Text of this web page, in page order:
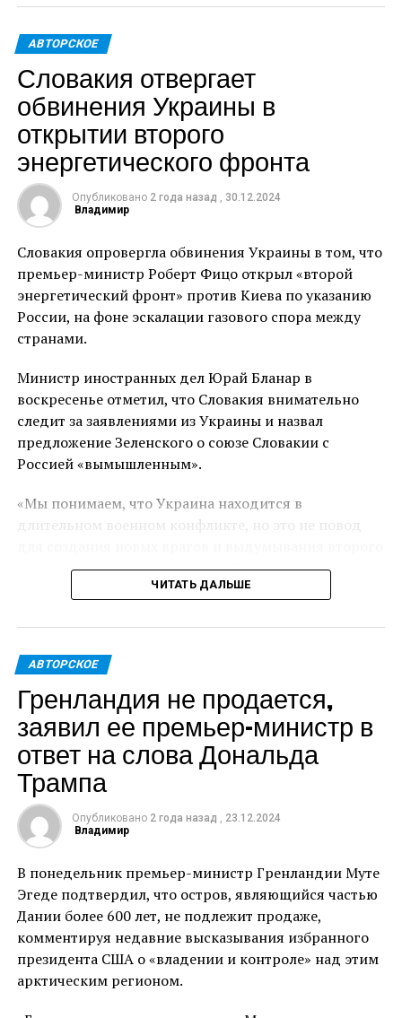
игорную зону в Ялте. А это постоянный конкурент
Сочи, поэтому подобный объект нужен и здесь.
Особенно актуальным вопрос становится с учетом
интересов города и края. Ведь сейчас
инфраструктура, созданная для Игр, должна
использоваться и окупать себя, иначе она исчезнет.
Игорная зона будет привлекать больше туристов.
Со стороны Дмитрия Козака, председателя
над этим вопросом еще думать. Однако заниматься
этим можно только после предоставления
конкретного проекта. Он добавил, что сейчас нет
конкретного ответа и по предложению
строительства игорной зоны на Крымском
АЛЕКСАНДР ТКАЧЕВ
ВИТАЛИЙ ИГНАТЕНКО
ДМИТРИЙ КОЗАК
КРАСНОДАРСКИЙ КРАЙ
РЕАЛИЗАЦИЯ ПРОЕКТОВ
РОССИЯ
СОЧИ ЯЛТА
Из-за пьяного пассажира остановилось движение
трамваев в центре Краснодара
Собственный закон о вине должен появиться в
АВТОРСКОЕ
Словакия отвергает
обвинения Украины в
открытии второго
энергетического фронта
Опубликовано 2 года назад , 30.12.2024
Владимир
Словакия опровергла обвинения Украины в том, что
премьер-министр Роберт Фицо открыл «второй
энергетический фронт» против Киева по указанию
России, на фоне эскалации газового спора между
странами.
Министр иностранных дел Юрай Бланар в
воскресенье отметил, что Словакия внимательно
следит за заявлениями из Украины и назвал
предложение Зеленского о союзе Словакии с
Россией «вымышленным».
«Мы понимаем, что Украина находится в
длительном военном конфликте, но это не повод
фронта. Страны Европейского Союза, включая
Словакию, поддерживают Украину и её народ», —
Украина продолжает перекачивать российский газ
через свою территорию в несколько европейских
стран, включая Словакию. Однако ожидается, что
поставки прекратятся с окончанием действия
текущего транзитного соглашения в конце года,
подписанного до начала конфликта.
Фицо, который на прошлой неделе встречался с
Путиным в Москве, заявил, что Словакия может
рассмотреть ответные меры против Украины, такие
Киев остановит транзит газа с 1 января. Это вызвало
обвинения Зеленского в том, что Словакия
открывает новый энергетический фронт.
Также в воскресенье Фицо опубликовал сообщение
на своей странице в соцсети, в котором призвал
ЧИТАТЬ ДАЛЬШЕ
АВТОРСКОЕ
Гренландия не продается,
заявил ее премьер-министр в
ответ на слова Дональда
Трампа
Опубликовано 2 года назад , 23.12.2024
Владимир
В понедельник премьер-министр Гренландии Муте
Эгеде подтвердил, что остров, являющийся частью
Дании более 600 лет, не подлежит продаже,
комментируя недавние высказывания избранного
президента США о «владении и контроле» над этим
арктическим регионом.